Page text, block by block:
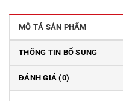
MÔ TẢ SẢN PHẨM
THÔNG TIN BỔ SUNG
ĐÁNH GIÁ (0)